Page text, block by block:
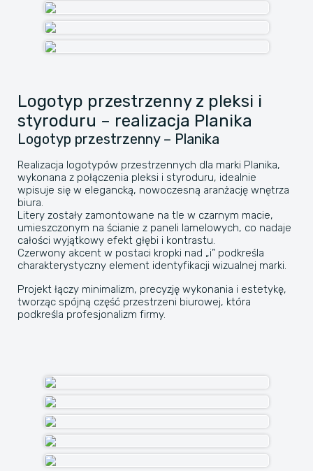
Logotyp przestrzenny z pleksi i
styroduru – realizacja Planika
Logotyp przestrzenny – Planika
Realizacja logotypów przestrzennych dla marki Planika,
wykonana z połączenia pleksi i styroduru, idealnie
wpisuje się w elegancką, nowoczesną aranżację wnętrza
biura.
Litery zostały zamontowane na tle w czarnym macie,
umieszczonym na ścianie z paneli lamelowych, co nadaje
całości wyjątkowy efekt głębi i kontrastu.
Czerwony akcent w postaci kropki nad „i” podkreśla
charakterystyczny element identyfikacji wizualnej marki.
Projekt łączy minimalizm, precyzję wykonania i estetykę,
tworząc spójną część przestrzeni biurowej, która
podkreśla profesjonalizm firmy.